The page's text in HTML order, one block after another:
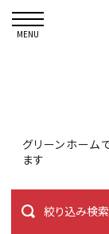
MENU
グリーンホーム
ます
絞り込み検索